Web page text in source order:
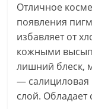
Отличное
появления
избавляет от
кожными
лишний блеск,
— салициловая
слой.